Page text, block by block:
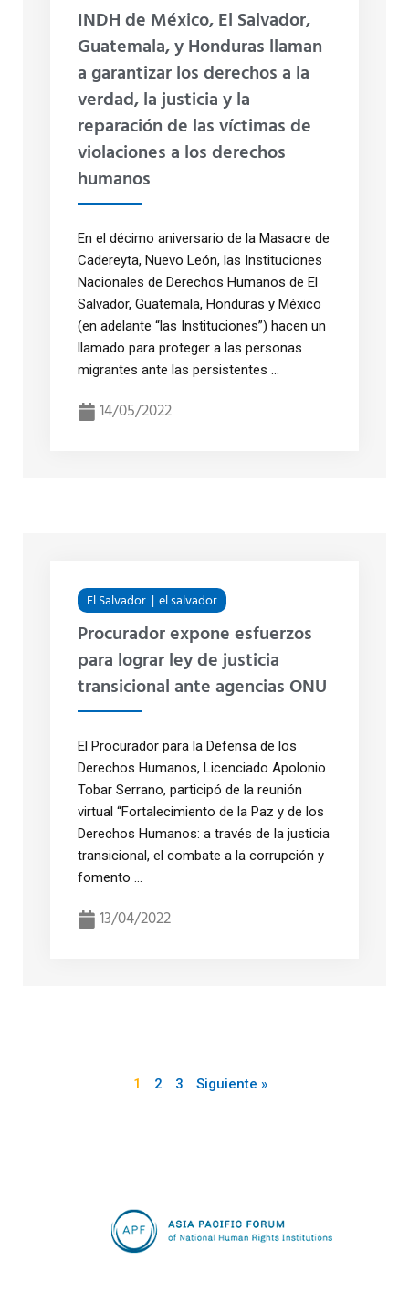
INDH de México, El Salvador,
Guatemala, y Honduras llaman
a garantizar los derechos a la
verdad, la justicia y la
reparación de las víctimas de
violaciones a los derechos
humanos
En el décimo aniversario de la Masacre de
Cadereyta, Nuevo León, las Instituciones
Nacionales de Derechos Humanos de El
Salvador, Guatemala, Honduras y México
(en adelante “las Instituciones”) hacen un
llamado para proteger a las personas
migrantes ante las persistentes ...
14/05/2022
El Salvador el salvador
Procurador expone esfuerzos
para lograr ley de justicia
transicional ante agencias ONU
El Procurador para la Defensa de los
Derechos Humanos, Licenciado Apolonio
Tobar Serrano, participó de la reunión
virtual “Fortalecimiento de la Paz y de los
Derechos Humanos: a través de la justicia
transicional, el combate a la corrupción y
fomento ...
13/04/2022
1 2 3 Siguiente »